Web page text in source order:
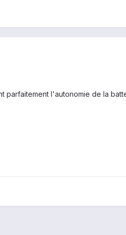
parfaitement l'autonomie de la